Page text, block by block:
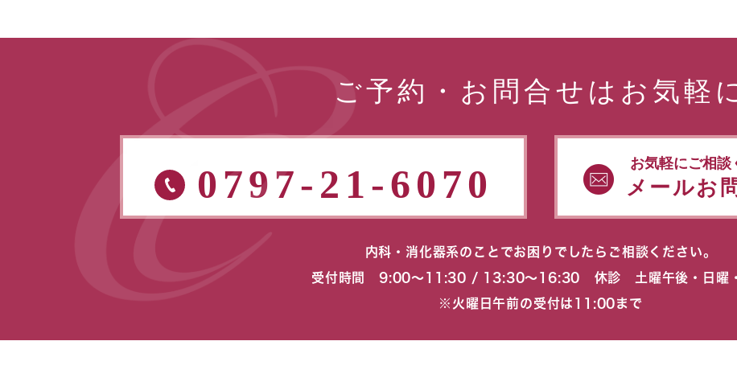
ご予約・お問合せはお気軽
0797-21-6070 お気軽にご相談
メールお
内科・消化器系のことでお困りでしたらご相談ください。
受付時間 9:00〜11:30 / 13:30〜16:30 休診 土曜午後・日曜
※火曜日午前の受付は11:00まで